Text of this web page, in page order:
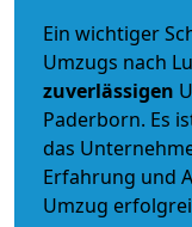
Ein wichtiger
Umzugs nach
zuverlässigen
Paderborn. Es
das
Erfahrung und
Umzug